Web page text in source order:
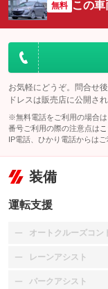
無料 この
お気軽にどうぞ。問合せ
ドレスは販売店に公開され
※無料電話をご利用の場合
番号ご利用の際の注意点は
IP電話、ひかり電話からはご
装備
運転支援
オートクルーズコン
：装備なし
レーンアシスト
：装備なし
パークアシスト
：装備なし